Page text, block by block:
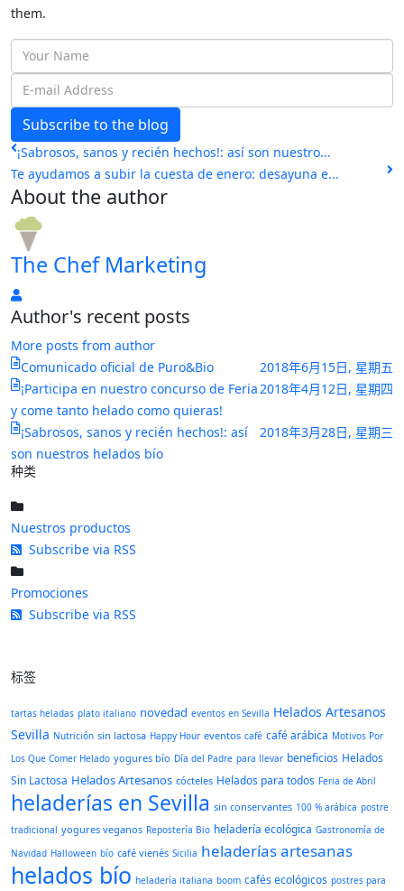
them.
Your
Name
mail
Address
Subscribe to the blog
¡Sabrosos, sanos y recién hechos!: así son nuestro...
Te ayudamos a subir la cuesta de enero: desayuna e...
About the author
The Chef Marketing
The
Chef
Author's recent posts
More posts from author
2018年6月15日, 星期五
Comunicado oficial de Puro&Bio
2018年4月12日, 星期四
¡Participa en nuestro concurso de Feria
y come tanto helado como quieras!
2018年3月28日, 星期三
¡Sabrosos, sanos y recién hechos!: así
son nuestros helados bío
种类
Nuestros productos
Subscribe via RSS
Promociones
Subscribe via RSS
标签
tartas heladas plato italiano novedad eventos en Sevilla Helados Artesanos
Sevilla Nutrición sin lactosa Happy Hour eventos café café arábica Motivos Por
Los Que Comer Helado yogures bío Día del Padre para llevar beneficios Helados
Sin Lactosa Helados Artesanos cócteles Helados para todos Feria de Abril
heladerías en Sevilla sin conservantes 100 % arábica postre
tradicional yogures veganos Repostería Bio heladería ecológica Gastronomía de
Navidad Halloween bío café vienés Sicilia heladerías artesanas
helados bío heladería italiana boom cafés ecológicos postres para